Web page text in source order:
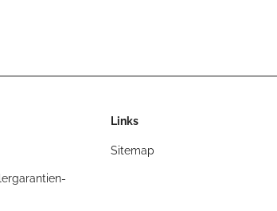
Links
Sitemap